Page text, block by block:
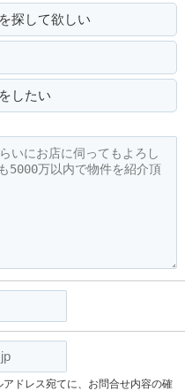
探して欲しい
したい
ドレス宛てに、お問合せ内容の確